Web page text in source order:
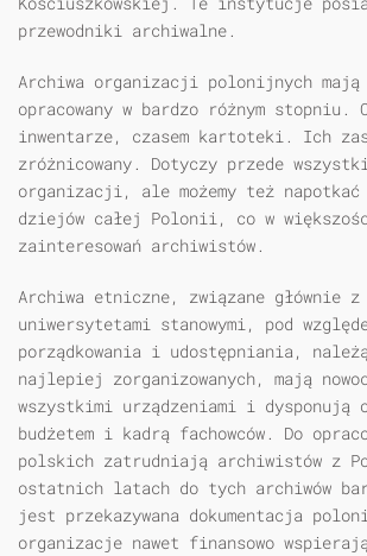
przewodniki archiwalne.
Archiwa organizacji polonijnych mają
opracowany w bardzo różnym stopniu.
inwentarze, czasem kartoteki. Ich
zróżnicowany. Dotyczy przede
organizacji, ale możemy też napotkać
dziejów całej Polonii, co w
zainteresowań archiwistów.
Archiwa etniczne, związane głównie
uniwersytetami stanowymi, pod
porządkowania i udostępniania,
najlepiej zorganizowanych, mają
wszystkimi urządzeniami i dysponują
budżetem i kadrą fachowców. Do
polskich zatrudniają archiwistów z
ostatnich latach do tych archiwów
jest przekazywana dokumentacja
organizacje nawet finansowo